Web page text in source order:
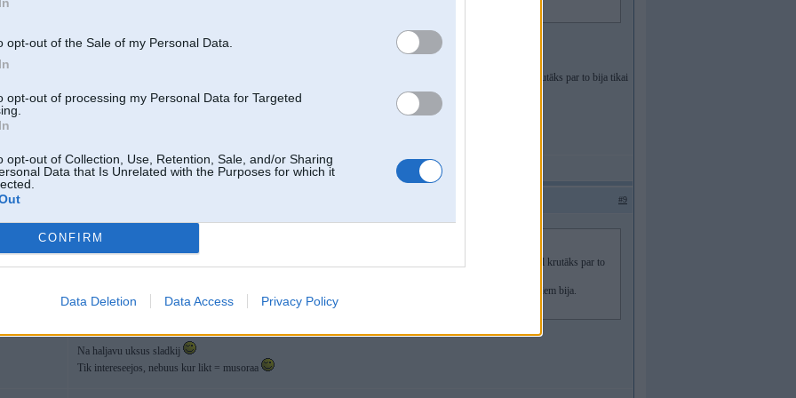
opt-out of the Sale of my Personal Data.
opt-out of processing my Personal Data for Targeted
opt-out of Collection, Use, Retention, Sale, and/or Sharing
Data that Is Unrelated with the Purposes for which it
CONFIRM
Data Deletion Data Access Privacy Policy
visus skandināvus varēja skatīties. Vēl krutāks par to bija tikai
Echostar 8700. Nokia bija daudziem, bet echostar pa visu Latviju moš tik kādiem 20-30 večiem bija.
#9
visus skandināvus varēja skatīties. Vēl krutāks par to
Nokia bija daudziem, bet echostar pa visu Latviju moš tik kādiem 20-30 večiem bija.
Tagad tu šo konkrēto aparātu vari tikai nodot muzejā.
Na haljavu uksus sladkij
Tik intereseejos, nebuus kur likt = musoraa